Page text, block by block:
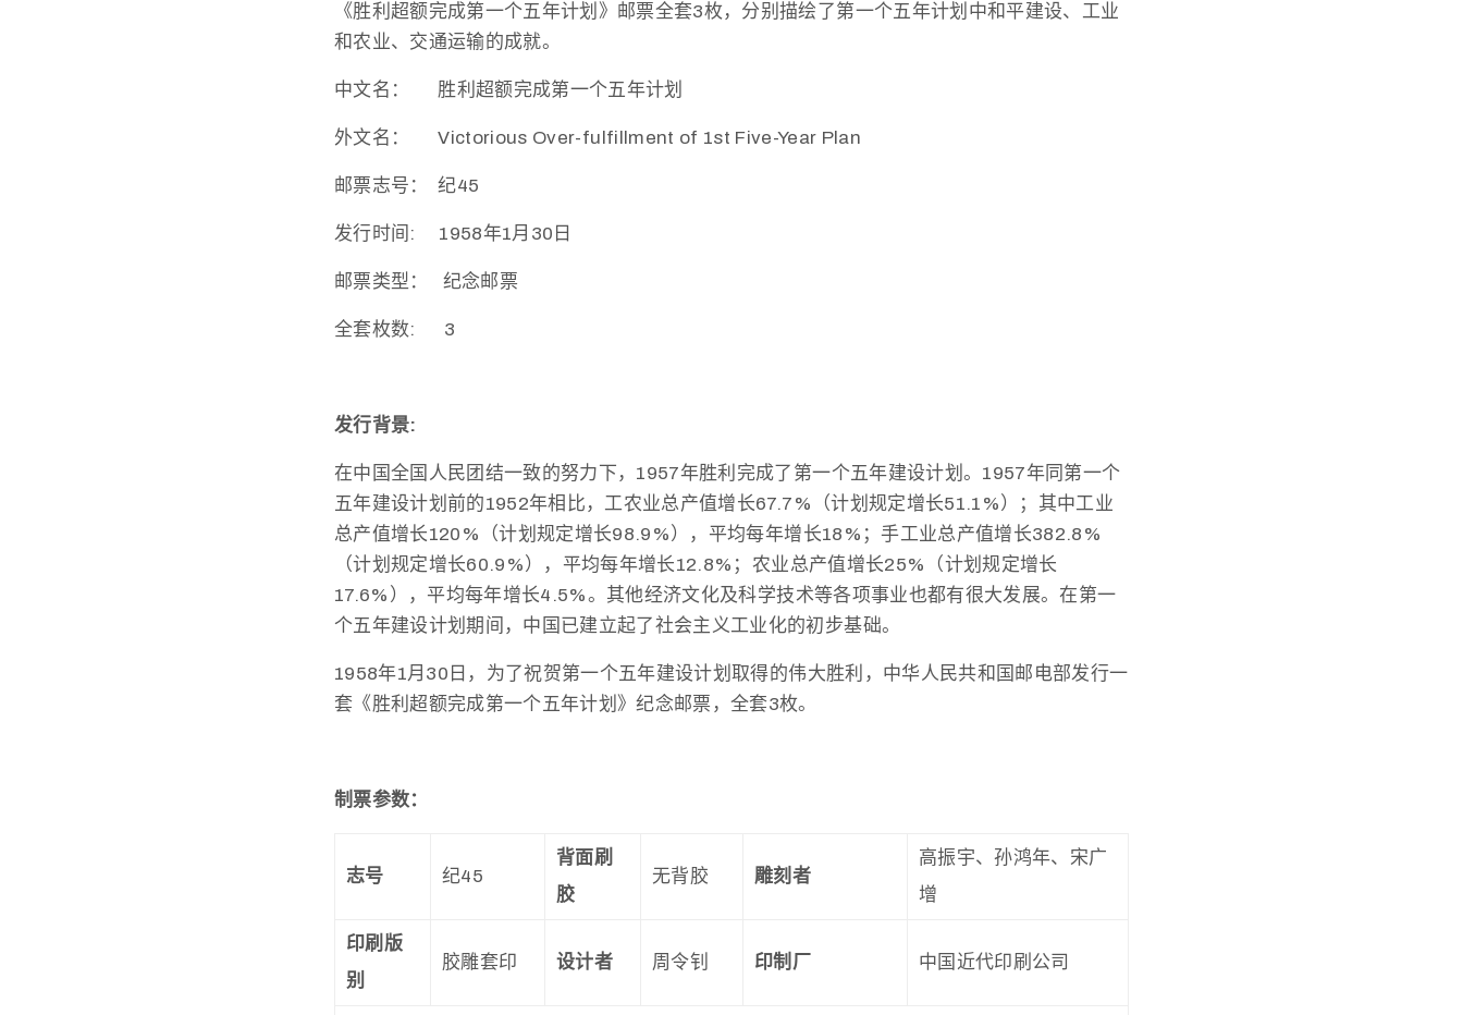
《胜利超额完成第一个五年计划》邮票全套3枚，分别描绘了第一个五年计划中和平建设、工业
和农业、交通运输的成就。
中文名： 胜利超额完成第一个五年计划
外文名： Victorious Over-fulfillment of 1st Five-Year Plan
邮票志号： 纪45
发行时间: 1958年1月30日
邮票类型： 纪念邮票
全套枚数: 3
发行背景:
在中国全国人民团结一致的努力下，1957年胜利完成了第一个五年建设计划。1957年同第一个
五年建设计划前的1952年相比，工农业总产值增长67.7%（计划规定增长51.1%）；其中工业
总产值增长120%（计划规定增长98.9%），平均每年增长18%；手工业总产值增长382.8%
（计划规定增长60.9%），平均每年增长12.8%；农业总产值增长25%（计划规定增长
17.6%），平均每年增长4.5%。其他经济文化及科学技术等各项事业也都有很大发展。在第一
个五年建设计划期间，中国已建立起了社会主义工业化的初步基础。
1958年1月30日，为了祝贺第一个五年建设计划取得的伟大胜利，中华人民共和国邮电部发行一
套《胜利超额完成第一个五年计划》纪念邮票，全套3枚。
制票参数：
志号 纪45
背面刷
胶
无背胶 雕刻者
高振宇、孙鸿年、宋广
增
印刷版
别
胶雕套印 设计者 周令钊 印制厂 中国近代印刷公司